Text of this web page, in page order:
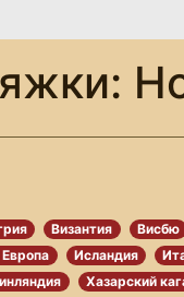
Византия Висбю
Исландия
Хазарский